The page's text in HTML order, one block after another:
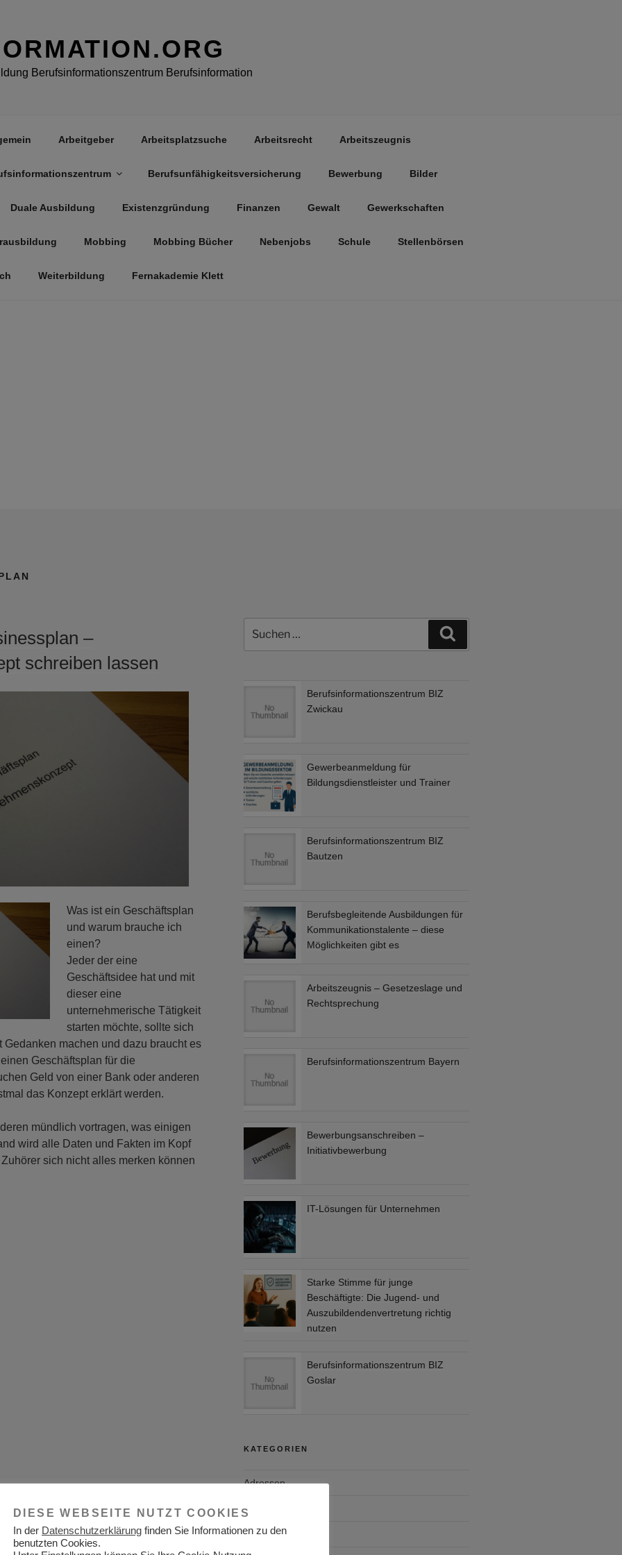
Berufsinformationszentrum Berufsinformation
Arbeitgeber Arbeitsplatzsuche Arbeitsrecht Arbeitszeugnis
Berufsunfähigkeitsversicherung Bewerbung Bilder
Duale Ausbildung Existenzgründung Finanzen Gewalt Gewerkschaften
Mobbing Mobbing Bücher Nebenjobs Schule Stellenbörsen
Weiterbildung Fernakademie Klett
–
schreiben lassen
Was ist ein Geschäftsplan
und warum brauche ich
einen?
Jeder der eine
Geschäftsidee hat und mit
dieser eine
unternehmerische Tätigkeit
starten möchte, sollte sich
machen und dazu braucht es
Geschäftsplan für die
Geld von einer Bank oder anderen
das Konzept erklärt werden.
mündlich vortragen, was einigen
wird alle Daten und Fakten im Kopf
sich nicht alles merken können
nach:
Berufsinformationszentrum BIZ
Zwickau
Gewerbeanmeldung für
Bildungsdienstleister und Trainer
Berufsinformationszentrum BIZ
Bautzen
Berufsbegleitende Ausbildungen für
Kommunikationstalente – diese
Möglichkeiten gibt es
Arbeitszeugnis – Gesetzeslage und
Rechtsprechung
Berufsinformationszentrum Bayern
Bewerbungsanschreiben –
Initiativbewerbung
IT-Lösungen für Unternehmen
Starke Stimme für junge
Beschäftigte: Die Jugend- und
Auszubildendenvertretung richtig
nutzen
Berufsinformationszentrum BIZ
Goslar
KATEGORIEN
Adressen
Aktuelles
Allgemein
DIESE WEBSEITE NUTZT COOKIES
In der Datenschutzerklärung finden Sie Informationen zu den
benutzten Cookies.